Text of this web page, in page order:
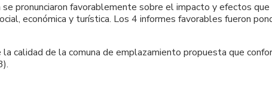
pronunciaron favorablemente sobre el impacto y efectos
económica y turística. Los 4 informes favorables fueron
calidad de la comuna de emplazamiento propuesta que